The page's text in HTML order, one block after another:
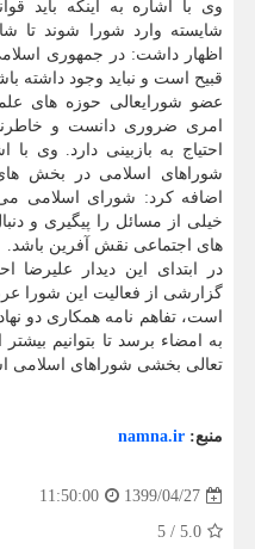
وی با اشاره به اینکه باید
شایسته وارد شورا شوند تا
اظهار داشت: در جمهوری
قبیح است و نباید وجود داشته
عضو شورایعالی حوزه های
امری ضروری دانست و
احتیاج به بازبینی دارد. وی
شوراهای اسلامی در بخش
اضافه کرد: شورای اسلامی
خیلی از مسائل را پیگیری و
های اجتماعی نقش آفرین باشد.
در ابتدای این دیدار علیرضا
گزارشی از فعالیت این شورا
است، تفاهم نامه همکاری دو
به امضاء برسد تا بتوانیم
تعالی بخشی شوراهای اسلامی
منبع: namna.ir
1399/04/27
11:50:00
5.0
/
5